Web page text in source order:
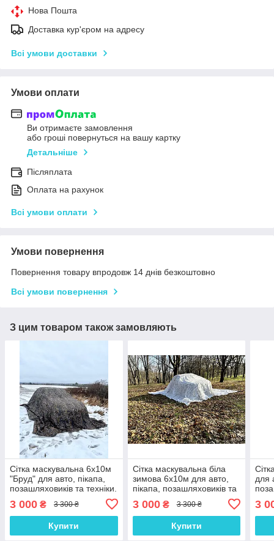
Нова Пошта
Доставка кур'єром на адресу
Всі умови доставки
Умови оплати
Ви отримаєте замовлення
або гроші повернуться на вашу картку
Детальніше
Післяплата
Оплата на рахунок
Всі умови оплати
Умови повернення
Повернення товару впродовж 14 днів безкоштовно
Всі умови повернення
З цим товаром також замовляють
Сітка маскувальна 6х10м
"Бруд" для авто, пікапа,
позашляховиків та техніки.
Маскування для окопів та
бліндажів.
3 000 ₴ 3 300 ₴
Купити
Сітка маскувальна біла
зимова 6х10м для авто,
пікапа, позашляховиків та
техніки. Маскування для
окопів та бліндажів. Зима
№1
3 000₴ 3 300 ₴
Купити
для
3